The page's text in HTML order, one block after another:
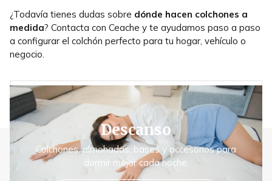
¿Todavía tienes dudas sobre dónde hacen colchones a
medida? Contacta con Ceache y te ayudamos paso a paso
a configurar el colchón perfecto para tu hogar, vehículo o
negocio.
ANTERIOR SIGUIENTE
COLCHONES QUE NO SE DAN LA VUELTA: ¿SON UNA BUENA OPCIÓN?
Descanso
Colchones, almohadas, bases y accesorios para
dormir mejor cada noche.